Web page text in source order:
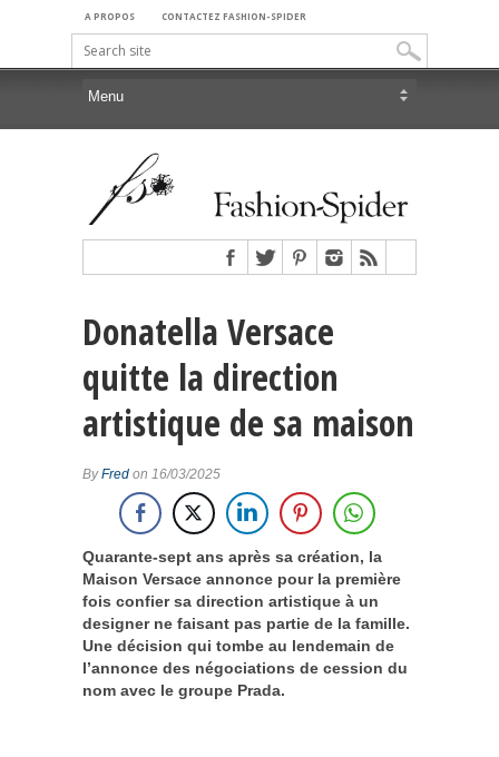
A PROPOS CONTACTEZ FASHION-SPIDER
Donatella Versace
quitte la direction
artistique de sa maison
ByFred on 16/03/2025
Quarante-sept ans après sa création, la
Maison Versace annonce pour la première
fois confier sa direction artistique à un
designer ne faisant pas partie de la famille.
Une décision qui tombe au lendemain de
l’annonce des négociations de cession du
nom avec le groupe Prada.